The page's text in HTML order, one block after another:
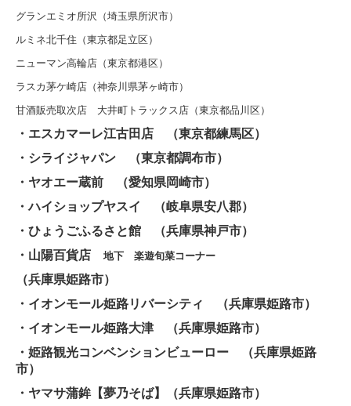
グランエミオ所沢（埼玉県所沢市）
ルミネ北千住（東京都足立区）
ニューマン高輪店（東京都港区）
ラスカ茅ケ崎店（神奈川県茅ヶ崎市）
甘酒販売取次店 大井町トラックス店（東京都品川区）
・エスカマーレ江古田店 （東京都練馬区）
・シライジャパン （東京都調布市）
・ヤオエー蔵前 （愛知県岡崎市）
・ハイショップヤスイ （岐阜県安八郡）
・ひょうごふるさと館 （兵庫県神戸市）
・山陽百貨店 地下 楽遊旬菜コーナー
（兵庫県姫路市）
・イオンモール姫路リバーシティ （兵庫県姫路市）
・イオンモール姫路大津 （兵庫県姫路市）
・姫路観光コンベンションビューロー （兵庫県姫路
市）
・ヤマサ蒲鉾【夢乃そば】（兵庫県姫路市）